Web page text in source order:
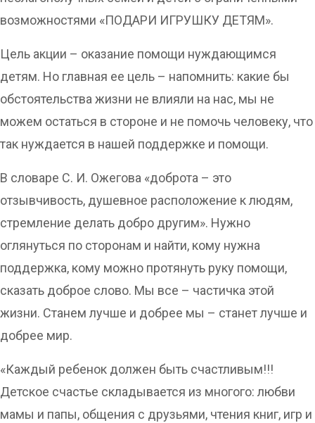
возможностями «ПОДАРИ ИГРУШКУ ДЕТЯМ».
Цель акции – оказание помощи нуждающимся
детям. Но главная ее цель – напомнить: какие бы
обстоятельства жизни не влияли на нас, мы не
можем остаться в стороне и не помочь человеку, что
так нуждается в нашей поддержке и помощи.
В словаре С. И. Ожегова «доброта – это
отзывчивость, душевное расположение к людям,
стремление делать добро другим». Нужно
оглянуться по сторонам и найти, кому нужна
поддержка, кому можно протянуть руку помощи,
сказать доброе слово. Мы все – частичка этой
жизни. Станем лучше и добрее мы – станет лучше и
добрее мир.
«Каждый ребенок должен быть счастливым!!!
Детское счастье складывается из многого: любви
мамы и папы, общения с друзьями, чтения книг, игр и